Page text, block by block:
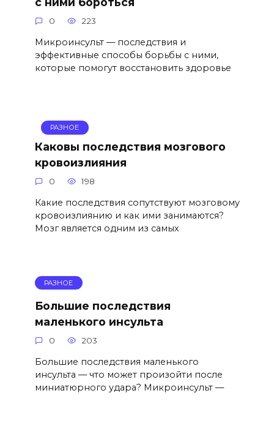
0 223
Микроинсульт — последствия и
эффективные способы борьбы с ними,
которые помогут восстановить здоровье
РАЗНОЕ
Каковы последствия мозгового
кровоизлияния
0 198
Какие последствия сопутствуют мозговому
кровоизлиянию и как ими занимаются?
Мозг является одним из самых
РАЗНОЕ
Большие последствия
маленького инсульта
0 203
Большие последствия маленького
инсульта — что может произойти после
миниатюрного удара? Микроинсульт —